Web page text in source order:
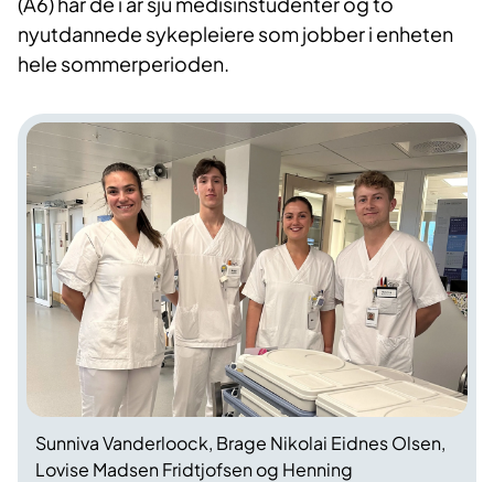
nyutdannede sykepleiere som jobber i enheten
hele sommerperioden.
Sunniva Vanderloock, Brage Nikolai Eidnes Olsen,
Lovise Madsen Fridtjofsen og Henning